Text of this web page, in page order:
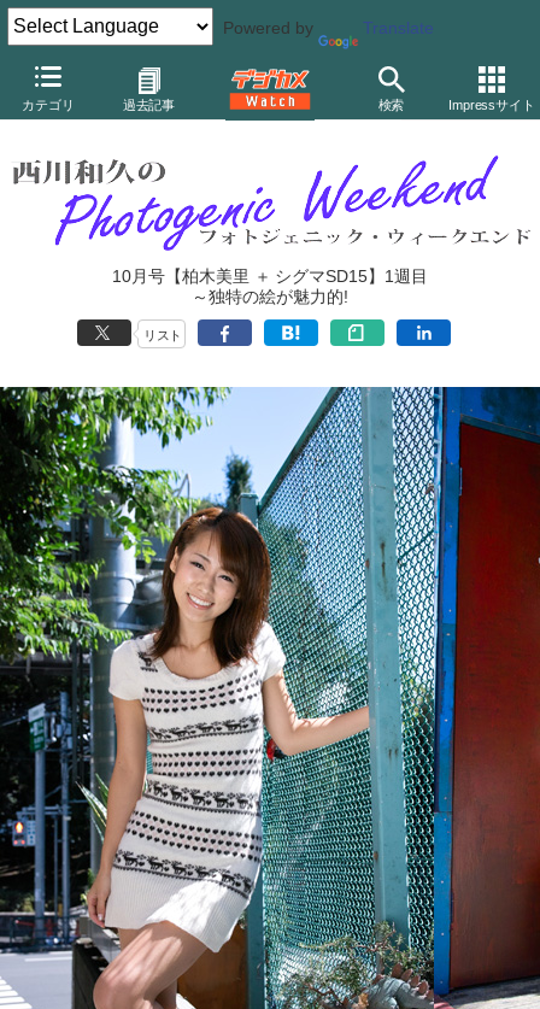
Powered by Translate
カテゴリ 過去記事 検索 Impressサイト
デジカメ Watch レンズ 交換レンズ シグマ
10月号【柏木美里 ＋ シグマSD15】1週目
～独特の絵が魅力的!
リスト